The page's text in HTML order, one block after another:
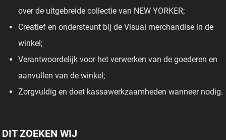
over de uitgebreide collectie van NEW YORKER;
Creatief en ondersteunt bij de Visual merchandise in de
winkel;
Verantwoordelijk voor het verwerken van de goederen en
aanvullen van de winkel;
Zorgvuldig en doet kassawerkzaamheden wanneer nodig.
DIT ZOEKEN WIJ